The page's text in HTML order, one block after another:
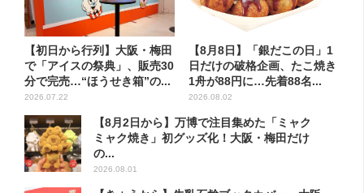
【初日から行列】大阪・梅田
で「アイスの祭典」、販売30
分で完売…“ほうせき箱”の...
2026.07.22
【8月8日】「銀だこの日」1
日だけの破格企画、たこ焼き
1舟が88円に…先着88名...
2026.08.02
【8月2日から】万博で注目集めた「ミャク
ミャク焼き」初グッズ化！大阪・梅田だけ
の...
2026.08.01